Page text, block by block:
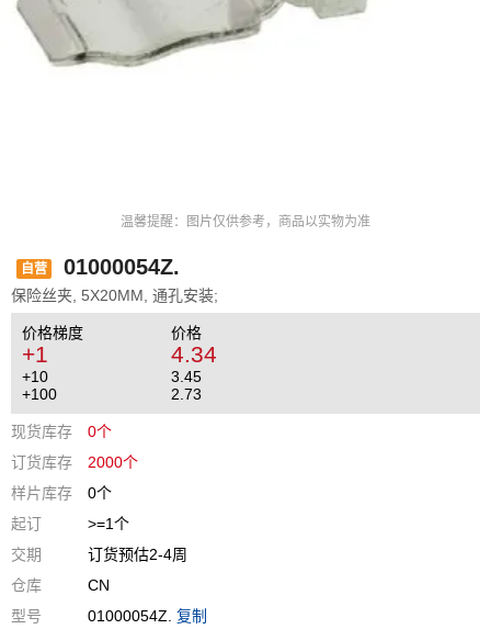
温馨提醒：图片仅供参考，商品以实物为准
自营 01000054Z.
保险丝夹, 5X20MM, 通孔安装;
价格梯度 价格
+1 4.34
+10
3.45
+100
2.73
现货库存
0个
订货库存
2000个
样片库存
0个
起订
>=1个
交期
订货预估2-4周
仓库
CN
型号
01000054Z. 复制